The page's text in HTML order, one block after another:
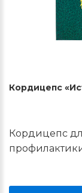
Кордицепс
Кордицепс